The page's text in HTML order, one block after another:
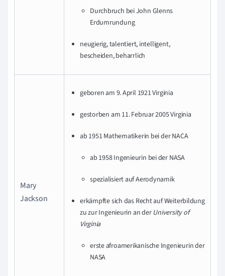
Durchbruch bei John Glenns
Erdumrundung
neugierig, talentiert, intelligent,
bescheiden, beharrlich
Mary
Jackson
geboren am 9. April 1921 Virginia
gestorben am 11. Februar 2005 Virginia
ab 1951 Mathematikerin bei der NACA
ab 1958 Ingenieurin bei der NASA
spezialisiert auf Aerodynamik
erkämpfte sich das Recht auf Weiterbildung
zuzur Ingenieurin an der University of
Virginia
erste afroamerikanische Ingenieurin der
NASA